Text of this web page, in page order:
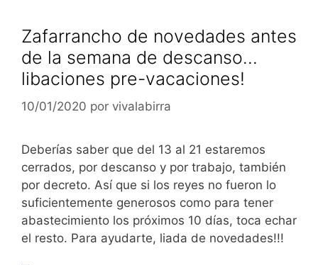
Zafarrancho de novedades antes
de la semana de descanso…
libaciones pre-vacaciones!
10/01/2020 por vivalabirra
Deberías saber que del 13 al 21 estaremos
cerrados, por descanso y por trabajo, también
por decreto. Así que si los reyes no fueron lo
suficientemente generosos como para tener
abastecimiento los próximos 10 días, toca echar
el resto. Para ayudarte, liada de novedades!!!